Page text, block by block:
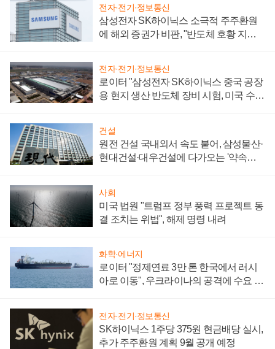
전자·전기·정보통신
삼성전자 SK하이닉스 소극적 주주환원
에 해외 증권가 비판, "반도체 호황 지속
전자·전기·정보통신
로이터 "삼성전자 SK하이닉스 중국 공장
용 현지 생산 반도체 장비 시험, 미국 수출
건설
원전 건설 국내외서 속도 붙어, 삼성물산·
현대건설·대우건설에 다가오는 '약속의
사회
미국 법원 "트럼프 정부 풍력 프로젝트 동
결 조치는 위법", 해제 명령 내려
화학·에너지
로이터 "정제연료 3만 톤 한국에서 러시
아로 이동", 우크라이나의 공격에 수요 늘
전자·전기·정보통신
SK하이닉스 1주당 375원 현금배당 실시,
추가 주주환원 계획 9월 공개 예정